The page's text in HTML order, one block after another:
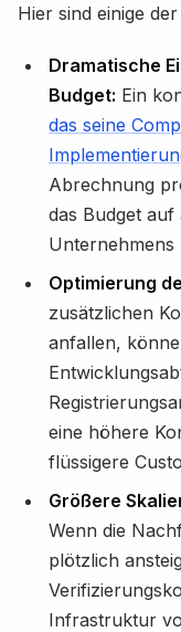
Hier sind einige
Dramatische
Budget: Ein
das seine
Abrechnung
das Budget auf
Unternehmens
Optimierung
zusätzlichen
anfallen,
eine höhere
flüssigere
Größere
Wenn die
plötzlich
Infrastruktur